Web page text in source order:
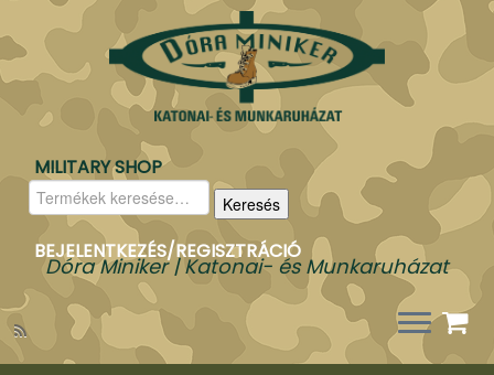
MILITARY SHOP
Keresés
a
következőre:
Keresés
BEJELENTKEZÉS/REGISZTRÁCIÓ
Dóra Miniker | Katonai- és Munkaruházat